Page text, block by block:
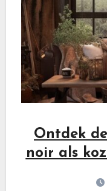
Ontdek
noir als